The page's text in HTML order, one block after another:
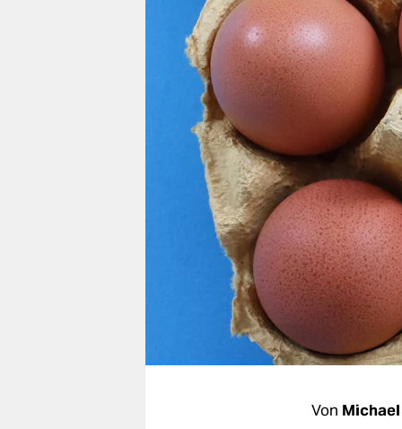
berlin
nord
wahrheit
verlag
veranstaltungen
fragen & hilfe
unterstützen
Von